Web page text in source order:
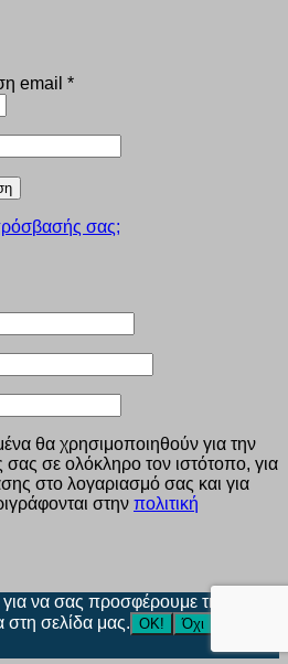
email *Απαιτείται
σας;
θα χρησιμοποιηθούν για την
σας σε ολόκληρο τον ιστότοπο, για
στο λογαριασμό σας και για
στην πολιτική
να σας προσφέρουμε την
στη σελίδα μας. ΟΚ!
Όχι